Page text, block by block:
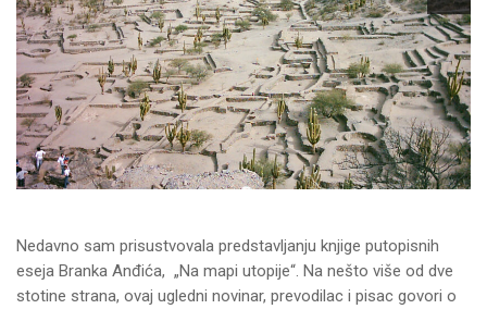
Nedavno sam prisustvovala predstavljanju knjige putopisnih
eseja Branka Anđića, „Na mapi utopije“. Na nešto više od dve
stotine strana, ovaj ugledni novinar, prevodilac i pisac govori o